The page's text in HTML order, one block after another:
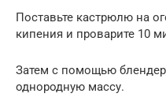
Поставьте кастрюлю на
кипения и проварите 10
Затем с помощью
однородную массу.